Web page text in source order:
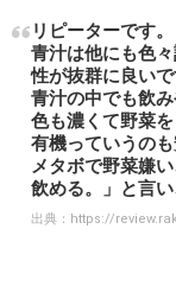
リピーターです。
青汁は他にも色
性が抜群に良いで
青汁の中でも飲
色も濃くて野菜
有機っていうのも
メタボで野菜嫌
飲める。」と言
出典： https://